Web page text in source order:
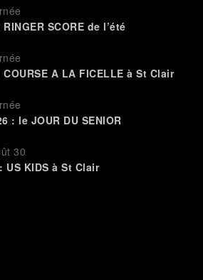
SCORE de l’été
A LA FICELLE à St Clair
: le JOUR DU SENIOR
30
US KIDS à St Clair